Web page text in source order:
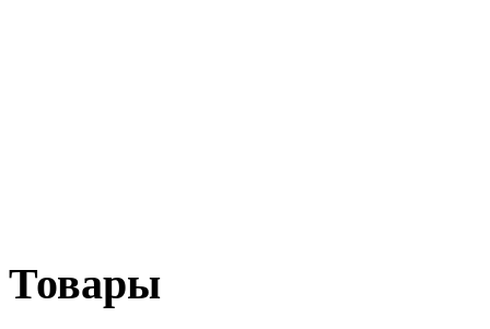
Товары